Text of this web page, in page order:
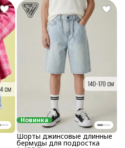
Новинка
Шорты джинсовые длинные
бермуды для подростка